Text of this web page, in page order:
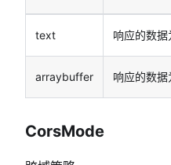
text 响应的数据
arraybuffer 响应的数
CorsMode